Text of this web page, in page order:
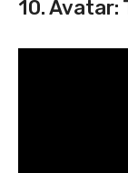
10. Avatar: